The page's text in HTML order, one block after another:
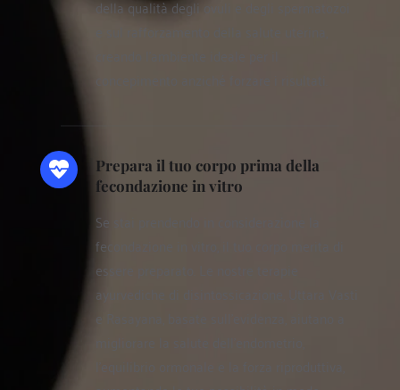
della qualità degli ovuli e degli spermatozoi
e sul rafforzamento della salute uterina,
Prepara il tuo corpo prima della
fecondazione in vitro
Se stai prendendo in considerazione la
fecondazione in vitro, il tuo corpo merita di
essere preparato. Le nostre terapie
ayurvediche di disintossicazione, Uttara Vasti
e Rasayana, basate sull'evidenza, aiutano a